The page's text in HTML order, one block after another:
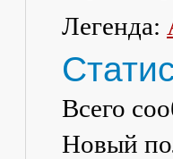
Легенда:
Всего
Новый